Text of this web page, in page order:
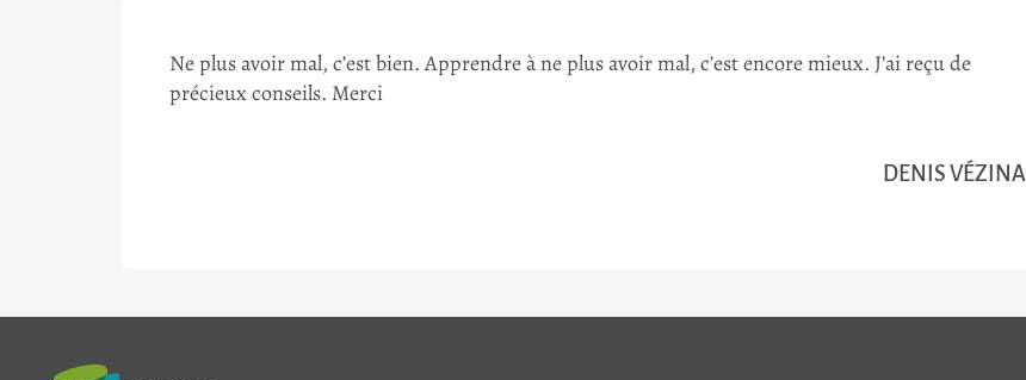
Ne plus avoir mal, c’est bien. Apprendre à ne plus avoir mal, c’est encore mieux. J’ai reçu de
précieux conseils. Merci
DENIS VÉZINA